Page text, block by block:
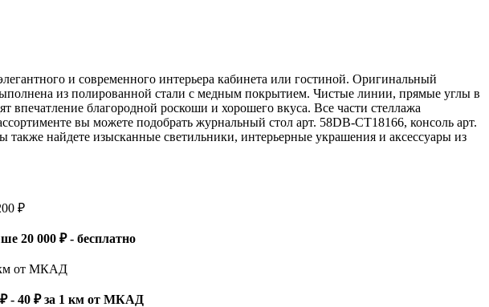
и современного интерьера кабинета или гостиной. Оригинальный
из полированной стали с медным покрытием. Чистые линии, прямые углы в
впечатление благородной роскоши и хорошего вкуса. Все части стеллажа
вы можете подобрать журнальный стол арт. 58DB-CT18166, консоль арт.
найдете изысканные светильники, интерьерные украшения и аксессуары из
₽
20 000 ₽ - бесплатно
от МКАД
- 40 ₽ за 1 км от МКАД